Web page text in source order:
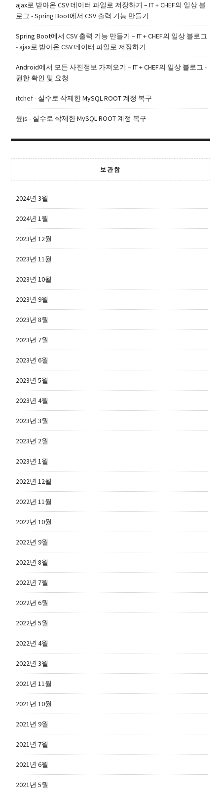
ajax로 받아온 CSV 데이터 파일로 저장하기 – IT + CHEF의 일상 블
로그 -Spring Boot에서 CSV 출력 기능 만들기
Spring Boot에서 CSV 출력 기능 만들기 – IT + CHEF의 일상 블로그
-ajax로 받아온 CSV 데이터 파일로 저장하기
Android에서 모든 사진정보 가져오기 – IT + CHEF의 일상 블로그 -
권한 확인 및 요청
itchef- 실수로 삭제한 MySQL ROOT 계정 복구
윤js - 실수로 삭제한 MySQL ROOT 계정 복구
보관함
2024년 3월
2024년 1월
2023년 12월
2023년 11월
2023년 10월
2023년 9월
2023년 8월
2023년 7월
2023년 6월
2023년 5월
2023년 4월
2023년 3월
2023년 2월
2023년 1월
2022년 12월
2022년 11월
2022년 10월
2022년 9월
2022년 8월
2022년 7월
2022년 6월
2022년 5월
2022년 4월
2022년 3월
2021년 11월
2021년 10월
2021년 9월
2021년 7월
2021년 6월
2021년 5월